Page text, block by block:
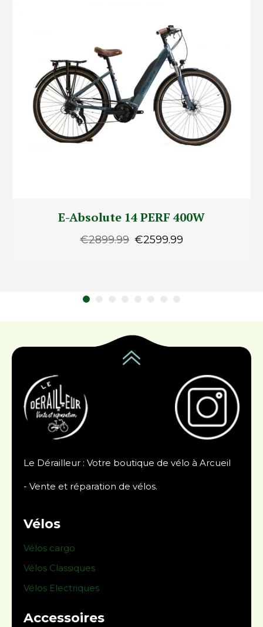
E-Absolute 14 PERF 400W
€2899.99 Le
€2599.99
Le Dérailleur : Votre boutique de vélo à Arcueil
- Vente et réparation de vélos.
Vélos
Vélos cargo
Vélos Classiques
Vélos Electriques
Accessoires